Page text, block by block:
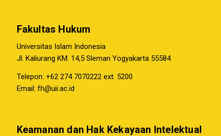
Fakultas Hukum
Universitas Islam Indonesia
Jl. Kaliurang KM. 14,5 Sleman Yogyakarta 55584
Telepon: +62 274 7070222 ext. 5200
Email: fh@uii.ac.id
Keamanan dan Hak Kekayaan Intelektual